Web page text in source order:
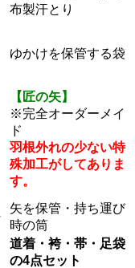
布製汗とり
ゆかけを保管する袋
【匠の矢】
※完全オーダーメイ
ド
羽根外れの少ない特
殊加工がしてありま
す。
矢を保管・持ち運び
時の筒
道着・袴・帯・足袋
の4点セット